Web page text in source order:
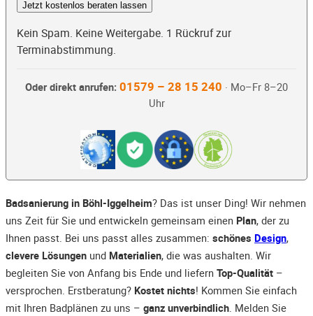
Jetzt kostenlos beraten lassen
Kein Spam. Keine Weitergabe. 1 Rückruf zur
Terminabstimmung.
Oder direkt anrufen: 01579 – 28 15 240 · Mo–Fr 8–20
Uhr
Badsanierung in Böhl-Iggelheim? Das ist unser Ding! Wir nehmen
uns Zeit für Sie und entwickeln gemeinsam einen Plan, der zu
Ihnen passt. Bei uns passt alles zusammen: schönes Design,
clevere Lösungen und Materialien, die was aushalten. Wir
begleiten Sie von Anfang bis Ende und liefern Top-Qualität –
versprochen. Erstberatung? Kostet nichts! Kommen Sie einfach
mit Ihren Badplänen zu uns – ganz unverbindlich. Melden Sie